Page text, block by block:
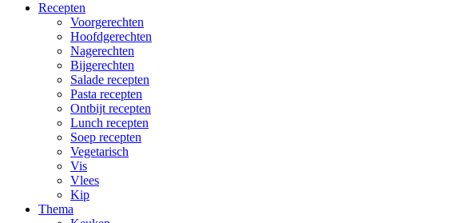
Recepten
Voorgerechten
Hoofdgerechten
Nagerechten
Bijgerechten
Salade recepten
Pasta recepten
Ontbijt recepten
Lunch recepten
Soep recepten
Vegetarisch
Vis
Vlees
Kip
Thema